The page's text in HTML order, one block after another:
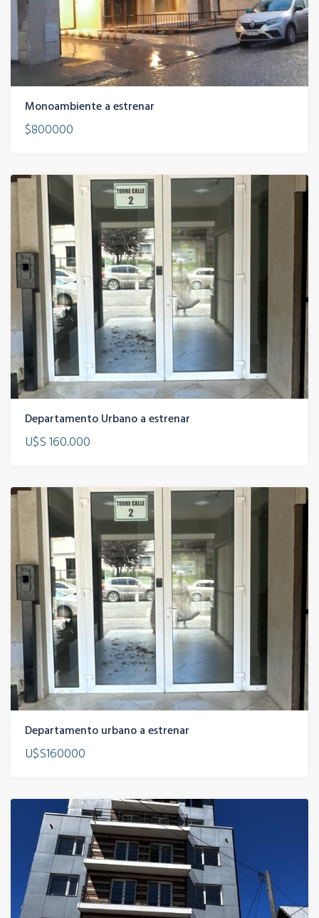
Monoambiente a estrenar
$800000
Departamento Urbano a estrenar
U$S 160.000
Departamento urbano a estrenar
U$S160000